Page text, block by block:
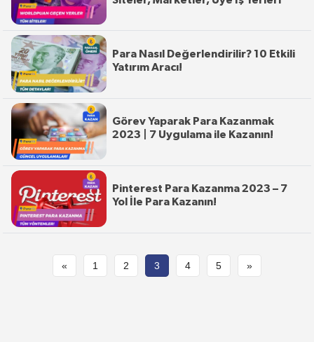
Para Nasıl Değerlendirilir? 10 Etkili
Yatırım Aracı!
Görev Yaparak Para Kazanmak
2023 | 7 Uygulama ile Kazanın!
Pinterest Para Kazanma 2023 – 7
Yol İle Para Kazanın!
« 1 2 3 4 5 »